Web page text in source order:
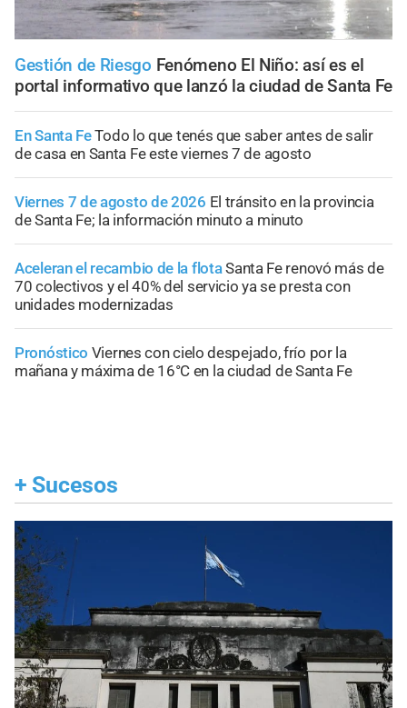
Gestión de Riesgo Fenómeno El Niño: así es el
portal informativo que lanzó la ciudad de Santa Fe
En Santa FeTodo lo que tenés que saber antes de salir
de casa en Santa Fe este viernes 7 de agosto
Viernes 7 de agosto de 2026 El tránsito en la provincia
de Santa Fe; la información minuto a minuto
Aceleran el recambio de la flotaSanta Fe renovó más de
70 colectivos y el 40% del servicio ya se presta con
unidades modernizadas
Pronóstico Viernes con cielo despejado, frío por la
mañana y máxima de 16°C en la ciudad de Santa Fe
+ Sucesos